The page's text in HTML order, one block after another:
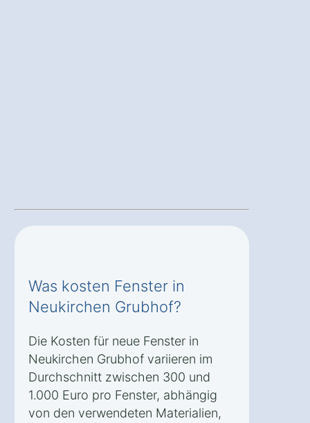
Was kosten Fenster in
Neukirchen Grubhof?
Die Kosten für neue Fenster in
Neukirchen Grubhof variieren im
Durchschnitt zwischen 300 und
1.000 Euro pro Fenster, abhängig
von den verwendeten Materialien,